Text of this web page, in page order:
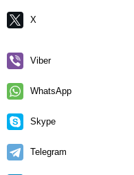
X
Viber
WhatsApp
Skype
Telegram